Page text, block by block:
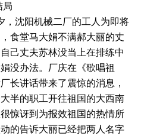
局
沈阳机械二厂的工人为即将
食堂马大娟不满郝大丽的丈
己丈夫苏林没当上在排练中
没办法。厂庆在《歌唱祖
长讲话带来了震惊的消息，
半的职工开往祖国的大西南
惊讶到为报效祖国的热情所
的告诉大丽已经把两人名字